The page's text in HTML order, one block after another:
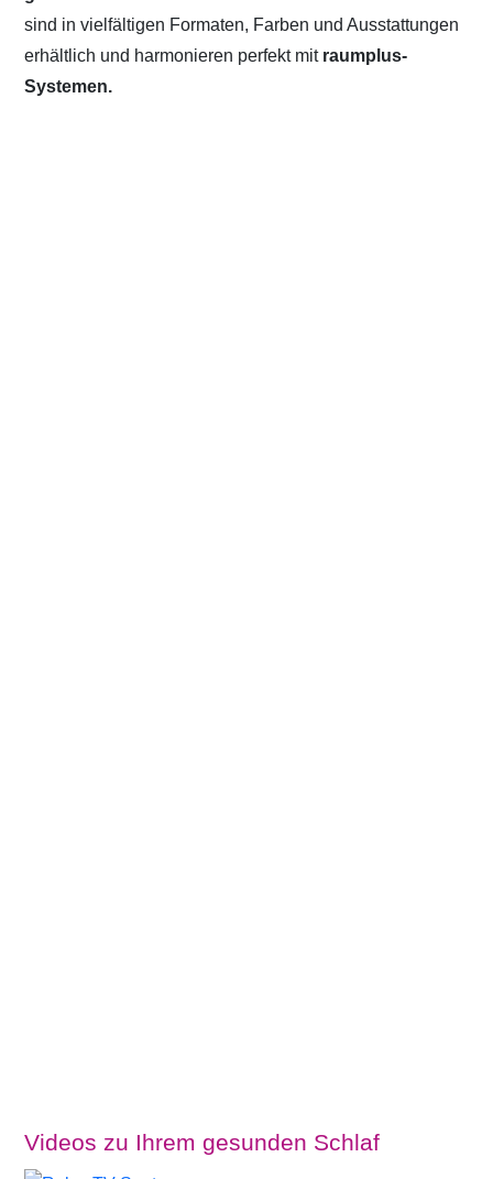
sind in vielfältigen Formaten, Farben und Ausstattungen
erhältlich und harmonieren perfekt mit raumplus-
Systemen.
Videos zu Ihrem gesunden Schlaf